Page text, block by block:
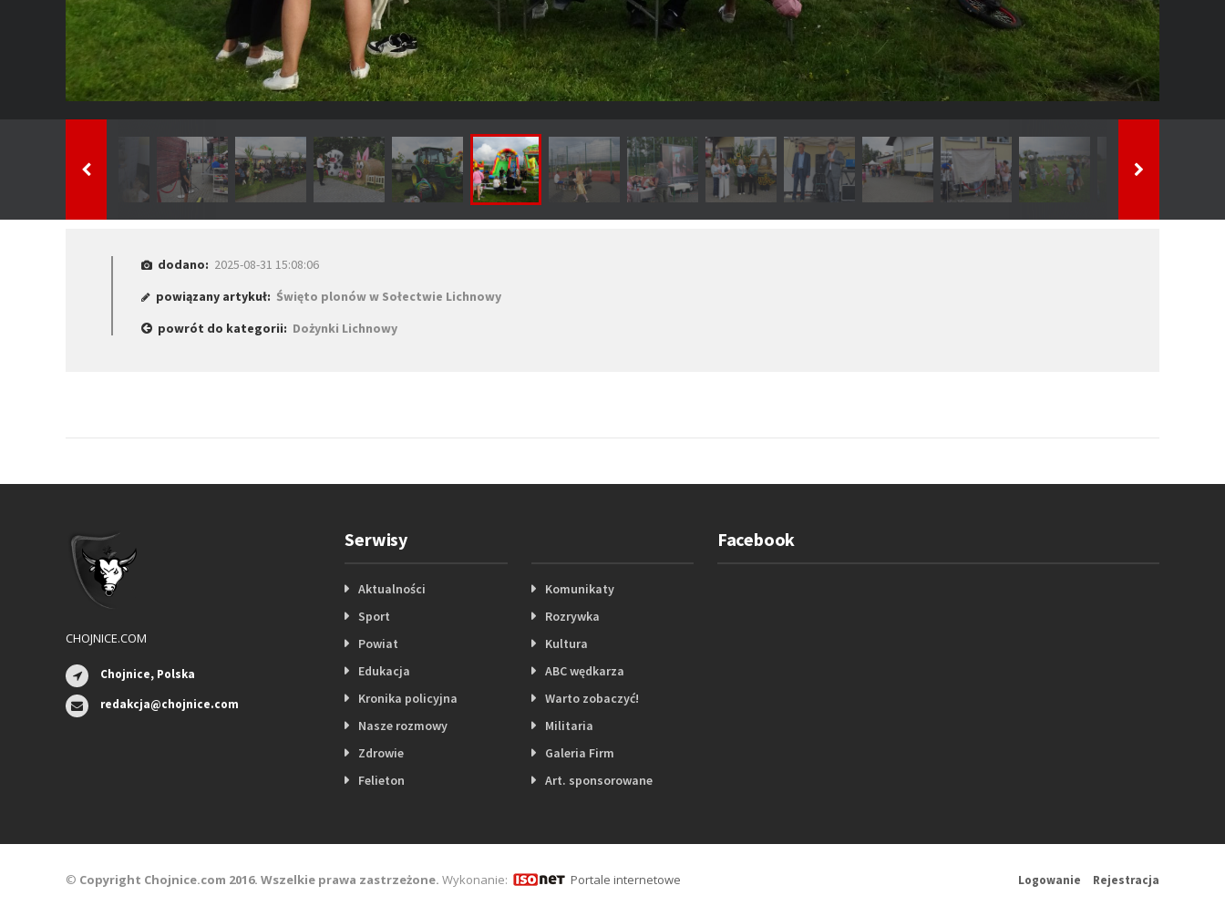
dodano: 2025-08-31 15:08:06
powiązany artykuł: Święto plonów w Sołectwie Lichnowy
powrót do kategorii: Dożynki Lichnowy
CHOJNICE.COM
Chojnice, Polska
redakcja@chojnice.com
Serwisy
Aktualności
Sport
Powiat
Edukacja
Kronika policyjna
Nasze rozmowy
Zdrowie
Felieton
Komunikaty
Rozrywka
Kultura
ABC wędkarza
Warto zobaczyć!
Militaria
Galeria Firm
Art. sponsorowane
Facebook
Logowanie Rejestracja
© Copyright Chojnice.com 2016. Wszelkie prawa zastrzeżone. Wykonanie: Portale internetowe